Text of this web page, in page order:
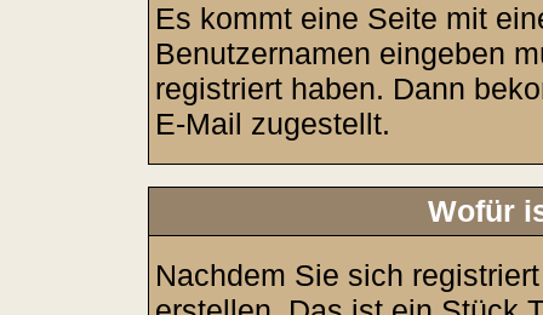
Es kommt eine Seite mit
Benutzernamen eingeben
registriert haben. Dann
E-Mail zugestellt.
Wofür
Nachdem Sie sich